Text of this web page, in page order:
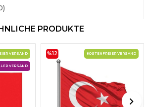
PRODUKTE
VERSAND
VERSAND
%12 KOSTENFREIER VERSAND